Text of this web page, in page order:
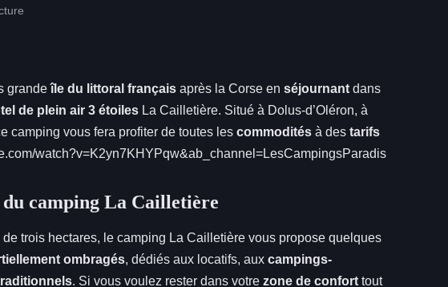
grandeîle du littoral français après la Corse en séjournant dans
de plein air 3 étoiles La Cailletière. Situé à Dolus-d’Oléron, à
camping vous fera profiter de toutes les commodités à des tarifs
watch?v=K2yn7KHYPqw&ab_channel=LesCampingsParadis
camping La Cailletière
de trois hectares, le camping La Cailletière vous propose quelques
ombragés, dédiés aux locatifs, aux campings-
. Si vous voulez rester dans votre zone de confort tout